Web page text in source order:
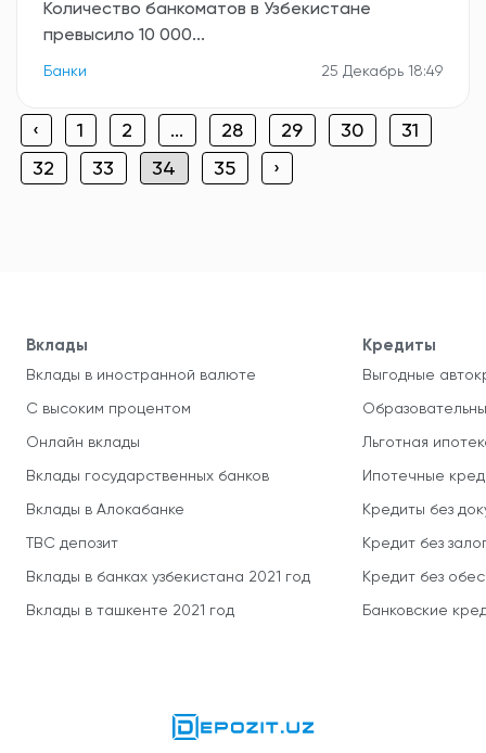
Количество банкоматов в Узбекистане
превысило 10 000...
Банки 25 Декабрь 18:49
‹ 1 2 ... 28 29 30
31
32
33 34 35 ›
Вклады
Вклады в иностранной валюте
С высоким процентом
Онлайн вклады
Вклады государственных банков
Вклады в Алокабанке
TBC депозит
Вклады в банках узбекистана 2021 год
Вклады в ташкенте 2021 год
Кредиты
Выгодные
Льготная
Ипотечные
Кредиты без
Кредит без
Кредит без
Банковские